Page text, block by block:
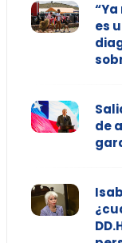
es
de